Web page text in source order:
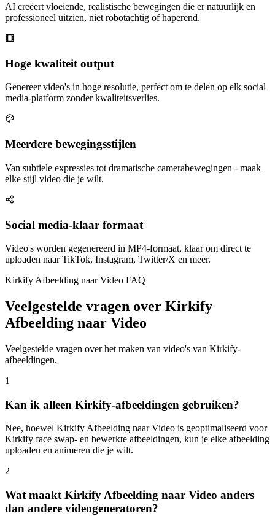
AI creëert vloeiende, realistische bewegingen die er natuurlijk en
professioneel uitzien, niet robotachtig of haperend.
Hoge kwaliteit output
Genereer video's in hoge resolutie, perfect om te delen op elk social
media-platform zonder kwaliteitsverlies.
Meerdere bewegingsstijlen
Van subtiele expressies tot dramatische camerabewegingen - maak
elke stijl video die je wilt.
Social media-klaar formaat
Video's worden gegenereerd in MP4-formaat, klaar om direct te
uploaden naar TikTok, Instagram, Twitter/X en meer.
Kirkify Afbeelding naar Video FAQ
Veelgestelde vragen over Kirkify
Afbeelding naar Video
Veelgestelde vragen over het maken van video's van Kirkify-
afbeeldingen.
1
Kan ik alleen Kirkify-afbeeldingen gebruiken?
Nee, hoewel Kirkify Afbeelding naar Video is geoptimaliseerd voor
Kirkify face swap- en bewerkte afbeeldingen, kun je elke afbeelding
uploaden en animeren die je wilt.
2
Wat maakt Kirkify Afbeelding naar Video anders
dan andere videogeneratoren?